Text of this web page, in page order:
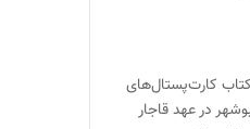
کتاب کارت‌پستال‌های
در عهد قاجار